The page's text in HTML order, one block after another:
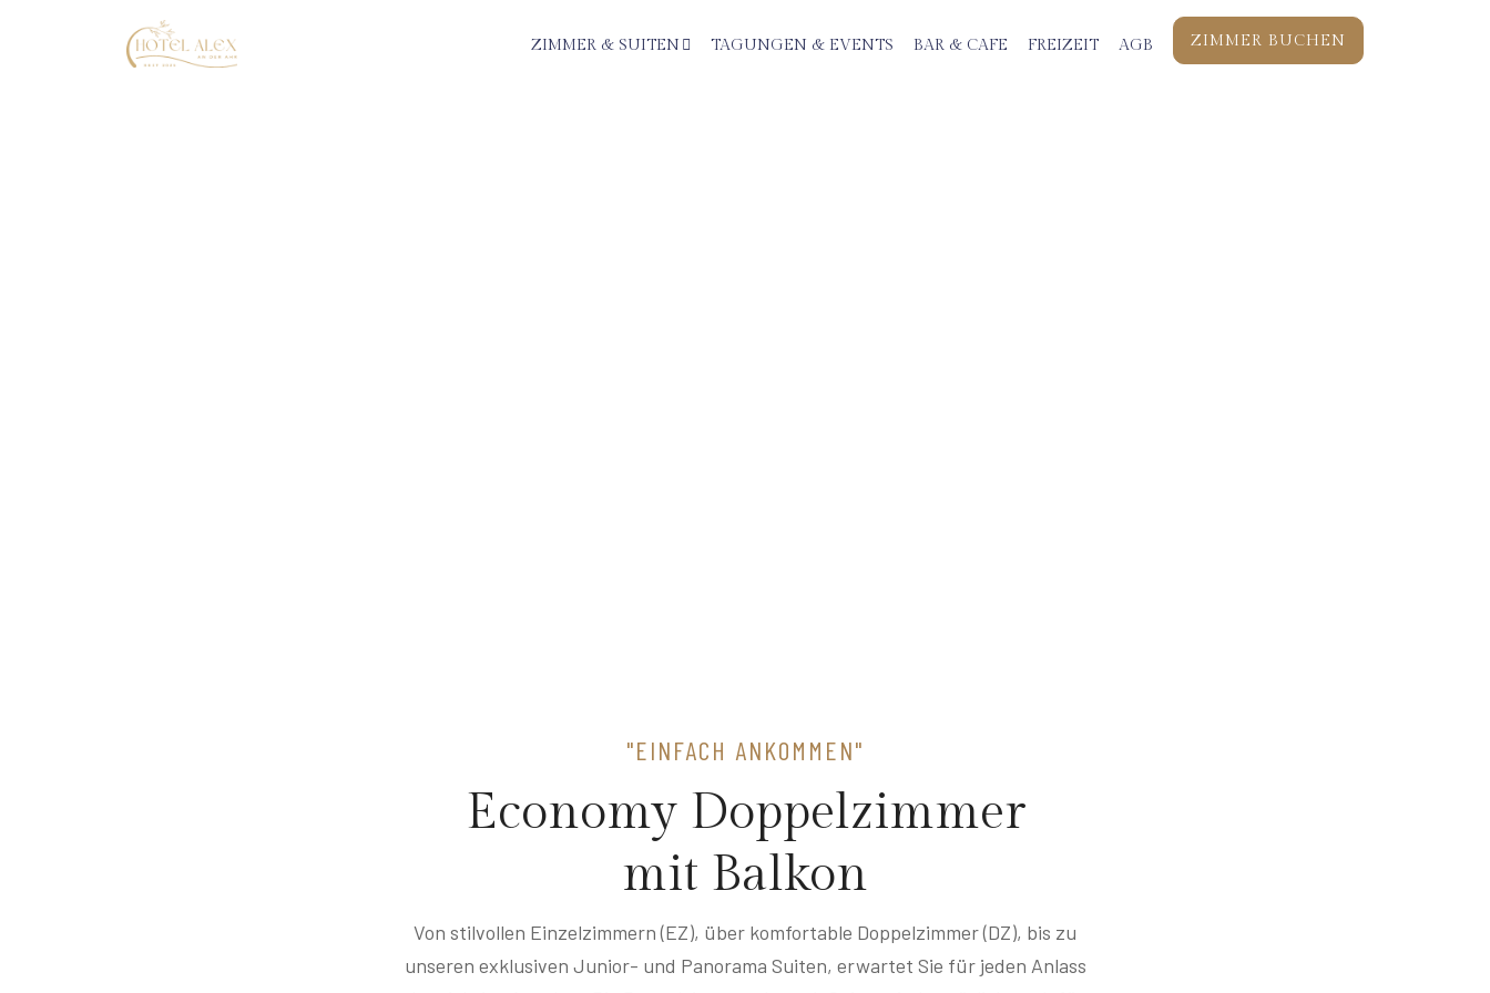
ZIMMER & SUITEN TAGUNGEN & EVENTS BAR & CAFE FREIZEIT AGB ZIMMER BUCHEN
"EINFACH ANKOMMEN"
Economy Doppelzimmer
mit Balkon
Von stilvollen Einzelzimmern (EZ), über komfortable Doppelzimmer (DZ), bis zu
unseren exklusiven Junior- und Panorama Suiten, erwartet Sie für jeden Anlass